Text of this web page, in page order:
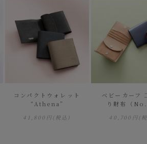
コンパクトウォレット
“Athena”
41,800円(税込)
ベビーカーフ
り財布（
40,700円(